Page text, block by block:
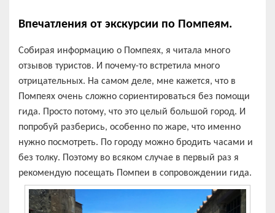
Впечатления от экскурсии по Помпеям.
Собирая информацию о Помпеях, я читала много
отзывов туристов. И почему-то встретила много
отрицательных. На самом деле, мне кажется, что в
Помпеях очень сложно сориентироваться без помощи
гида. Просто потому, что это целый большой город. И
попробуй разберись, особенно по жаре, что именно
нужно посмотреть. По городу можно бродить часами и
без толку. Поэтому во всяком случае в первый раз я
рекомендую посещать Помпеи в сопровождении гида.